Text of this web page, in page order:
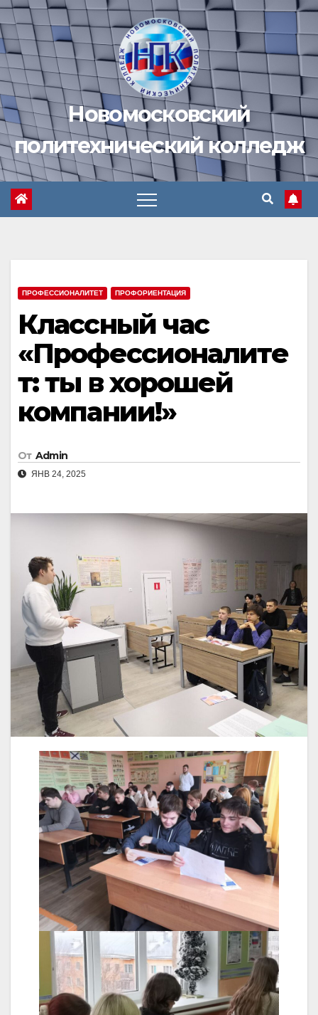
Перейти
к
содержимому
Новомосковский
политехнический колледж
ПРОФЕССИОНАЛИТЕТ ПРОФОРИЕНТАЦИЯ
Классный час
«Профессионалите
т: ты в хорошей
компании!»
От Admin
ЯНВ 24, 2025